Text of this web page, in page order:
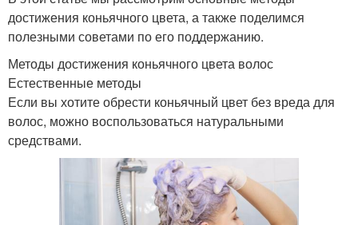
достижения коньячного цвета, а также поделимся
полезными советами по его поддержанию.
Методы достижения коньячного цвета волос
Естественные методы
Если вы хотите обрести коньячный цвет без вреда для
волос, можно воспользоваться натуральными
средствами.